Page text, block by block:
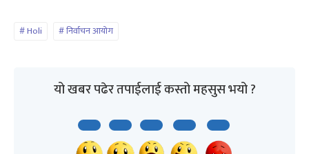
Holi निर्वाचन आयोग
यो खबर पढेर तपाईलाई कस्तो महसुस भयो ?